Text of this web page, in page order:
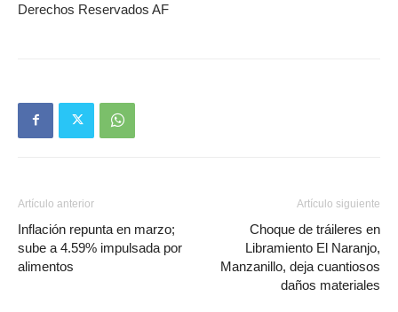
Derechos Reservados AF
Artículo anterior
Inflación repunta en marzo;
sube a 4.59% impulsada por
alimentos
Artículo siguiente
Choque de tráileres en
Libramiento El Naranjo,
Manzanillo, deja cuantiosos
daños materiales